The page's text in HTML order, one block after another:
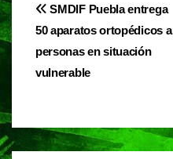
b
o
o
A
p
a
Navegación
de
entradas
SMDIF Puebla entrega
50 aparatos ortopédicos a
personas en situación
vulnerable